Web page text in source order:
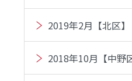
2019年2月【北区】
2018年10月【中野